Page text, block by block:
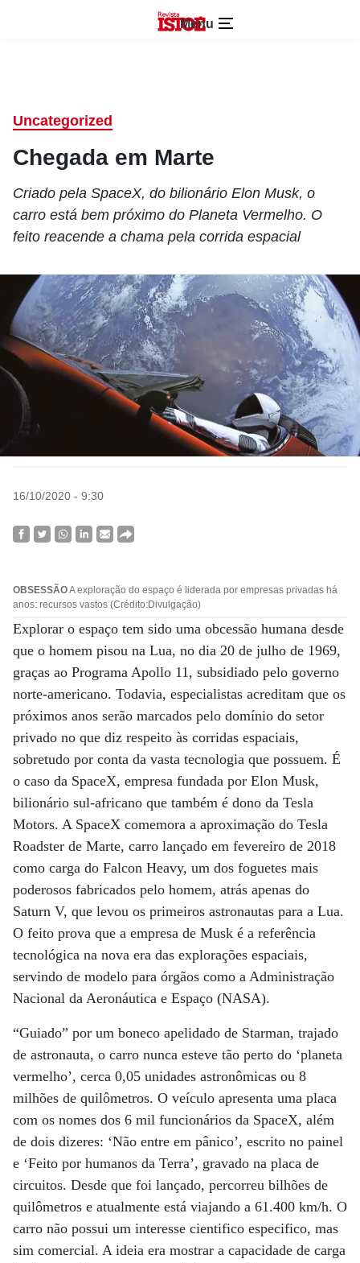
Menu
Uncategorized
Chegada em Marte
Criado pela SpaceX, do bilionário Elon Musk, o
carro está bem próximo do Planeta Vermelho. O
feito reacende a chama pela corrida espacial
16/10/2020 - 9:30
OBSESSÃOA exploração do espaço é liderada por empresas privadas há
anos: recursos vastos (Crédito:Divulgação)
Explorar o espaço tem sido uma obcessão humana desde
que o homem pisou na Lua, no dia 20 de julho de 1969,
graças ao Programa Apollo 11, subsidiado pelo governo
norte-americano. Todavia, especialistas acreditam que os
próximos anos serão marcados pelo domínio do setor
privado no que diz respeito às corridas espaciais,
sobretudo por conta da vasta tecnologia que possuem. É
o caso da SpaceX, empresa fundada por Elon Musk,
bilionário sul-africano que também é dono da Tesla
Motors. A SpaceX comemora a aproximação do Tesla
Roadster de Marte, carro lançado em fevereiro de 2018
como carga do Falcon Heavy, um dos foguetes mais
poderosos fabricados pelo homem, atrás apenas do
Saturn V, que levou os primeiros astronautas para a Lua.
O feito prova que a empresa de Musk é a referência
tecnológica na nova era das explorações espaciais,
servindo de modelo para órgãos como a Administração
Nacional da Aeronáutica e Espaço (NASA).
“Guiado” por um boneco apelidado de Starman, trajado
de astronauta, o carro nunca esteve tão perto do ‘planeta
vermelho’, cerca 0,05 unidades astronômicas ou 8
milhões de quilômetros. O veículo apresenta uma placa
com os nomes dos 6 mil funcionários da SpaceX, além
de dois dizeres: ‘Não entre em pânico’, escrito no painel
e ‘Feito por humanos da Terra’, gravado na placa de
circuitos. Desde que foi lançado, percorreu bilhões de
quilômetros e atualmente está viajando a 61.400 km/h. O
carro não possui um interesse cientifico especifico, mas
sim comercial. A ideia era mostrar a capacidade de carga